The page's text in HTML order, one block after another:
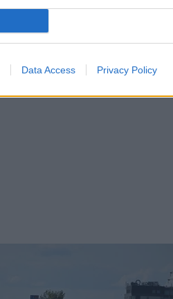
Data Access Privacy Policy